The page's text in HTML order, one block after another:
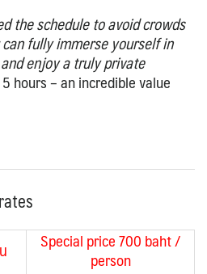
the schedule to avoid crowds
fully immerse yourself in
enjoy a truly private
hours – an incredible value
Special price 700 baht /
person